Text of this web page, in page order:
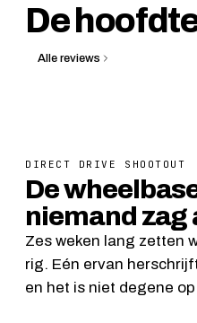
De
Alle reviews
DIRECT DRIVE SHOOTOUT
De
niemand zag
Zes weken lang zetten
rig. Eén ervan
en het is niet degene